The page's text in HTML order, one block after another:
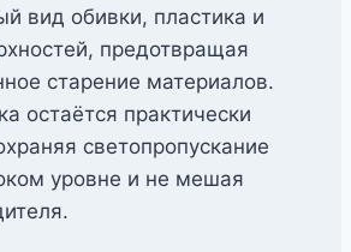
вид обивки, пластика и
предотвращая
старение материалов.
остаётся практически
светопропускание
уровне и не мешая